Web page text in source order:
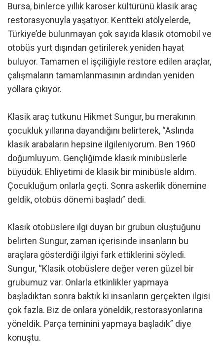
Bursa, binlerce yıllık karoser kültürünü klasik araç
restorasyonuyla yaşatıyor. Kentteki atölyelerde,
Türkiye’de bulunmayan çok sayıda klasik otomobil ve
otobüs yurt dışından getirilerek yeniden hayat
buluyor. Tamamen el işçiliğiyle restore edilen araçlar,
çalışmaların tamamlanmasının ardından yeniden
yollara çıkıyor.
Klasik araç tutkunu Hikmet Sungur, bu merakının
çocukluk yıllarına dayandığını belirterek, “Aslında
klasik arabaların hepsine ilgileniyorum. Ben 1960
doğumluyum. Gençliğimde klasik minibüslerle
büyüdük. Ehliyetimi de klasik bir minibüsle aldım.
Çocukluğum onlarla geçti. Sonra askerlik dönemine
geldik, otobüs dönemi başladı” dedi.
Klasik otobüslere ilgi duyan bir grubun oluştuğunu
belirten Sungur, zaman içerisinde insanların bu
araçlara gösterdiği ilgiyi fark ettiklerini söyledi.
Sungur, “Klasik otobüslere değer veren güzel bir
grubumuz var. Onlarla etkinlikler yapmaya
başladıktan sonra baktık ki insanların gerçekten ilgisi
çok fazla. Biz de onlara yöneldik, restorasyonlarına
yöneldik. Parça teminini yapmaya başladık” diye
konuştu.